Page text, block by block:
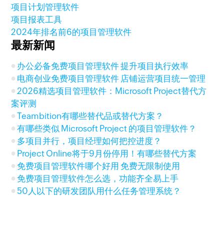
项目计划管理软件
项目报表工具
2024年排名前6的项目管理软件
最新新闻
办公必备免费项目管理软件 提升项目执行效率
电商创业免费项目管理软件 店铺运营项目统一管理
2026精选项目管理软件：Microsoft Project替代方
案评测
Teambition有哪些替代品或替代方案？
有哪些类似 Microsoft Project 的项目管理软件？
多项目并行，项目经理如何把控进度？
Project Online将于9月份停用！有哪些替代方案
免费项目管理软件哪个好用 免费无限制使用
免费项目管理软件怎么选，功能齐全易上手
50人以下的研发团队用什么任务管理系统？